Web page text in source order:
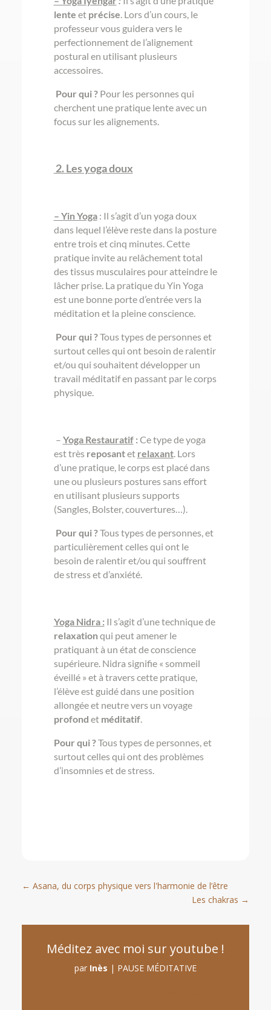
lente et précise. Lors d’un cours, le
professeur vous guidera vers le
perfectionnement de l’alignement
postural en utilisant plusieurs
accessoires.
Pour qui ?Pour les personnes qui
cherchent une pratique lente avec un
focus sur les alignements.
2.Les yoga doux
– Yin Yoga: Il s’agit d’un yoga doux
dans lequel l’élève reste dans la posture
entre trois et cinq minutes. Cette
pratique invite au relâchement total
des tissus musculaires pour atteindre le
lâcher prise. La pratique du Yin Yoga
est une bonne porte d’entrée vers la
méditation et la pleine conscience.
Pour qui ?Tous types de personnes et
surtout celles qui ont besoin de ralentir
et/ou qui souhaitent développer un
travail méditatif en passant par le corps
physique.
– Yoga Restauratif: Ce type de yoga
est très reposantet relaxant. Lors
d’une pratique, le corps est placé dans
une ou plusieurs postures sans effort
en utilisant plusieurs supports
(Sangles, Bolster, couvertures…).
Pour qui ?Tous types de personnes, et
particulièrement celles qui ont le
besoin de ralentir et/ou qui souffrent
de stress et d’anxiété.
Yoga Nidra : Il s’agit d’une technique de
relaxationqui peut amener le
pratiquant à un état de conscience
supérieure. Nidra signifie « sommeil
éveillé » et à travers cette pratique,
l’élève est guidé dans une position
allongée et neutre vers un voyage
profond et méditatif.
Pour qui ?Tous types de personnes, et
surtout celles qui ont des problèmes
d’insomnies et de stress.
← Asana, du corps physique vers l'harmonie de l’être
Les chakras →
Méditez avec moi sur youtube !
par Inès | PAUSE MÉDITATIVE